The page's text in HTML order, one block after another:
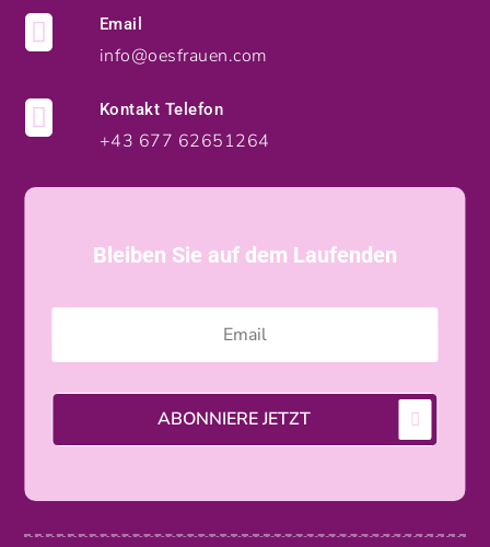
 Email
info@oesfrauen.com
 Kontakt Telefon
+43 677 62651264
Bleiben Sie auf dem Laufenden
ABONNIERE JETZT